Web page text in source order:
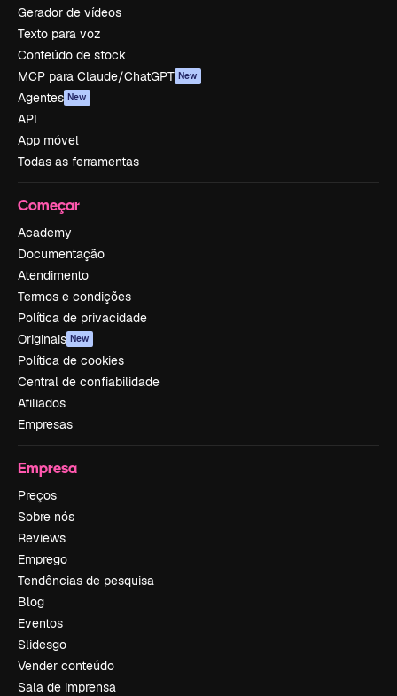
Gerador de vídeos
Texto para voz
Conteúdo de stock
MCP para Claude/ChatGPT New
Agentes New
API
App móvel
Todas as ferramentas
Começar
Academy
Documentação
Atendimento
Termos e condições
Política de privacidade
Originais New
Política de cookies
Central de confiabilidade
Afiliados
Empresas
Empresa
Preços
Sobre nós
Reviews
Emprego
Tendências de pesquisa
Blog
Eventos
Slidesgo
Vender conteúdo
Sala de imprensa